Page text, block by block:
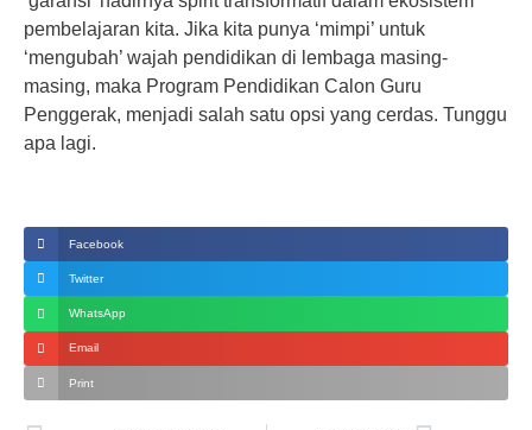
pembelajaran kita. Jika kita punya ‘mimpi’ untuk
‘mengubah’ wajah pendidikan di lembaga masing-
masing, maka Program Pendidikan Calon Guru
Penggerak, menjadi salah satu opsi yang cerdas. Tunggu
apa lagi.
Facebook
Twitter
WhatsApp
Email
Print